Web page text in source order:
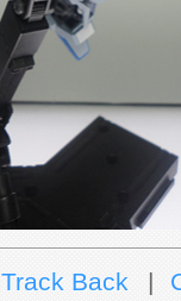
Track Back